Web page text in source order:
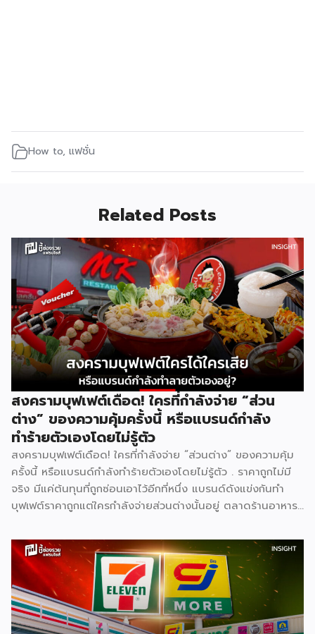
How to, แฟชั่น
Related Posts
สงครามบุฟเฟต์เดือด! ใครที่กำลังจ่าย “ส่วน
ต่าง” ของความคุ้มครั้งนี้ หรือแบรนด์กำลัง
ทำร้ายตัวเองโดยไม่รู้ตัว
สงครามบุฟเฟต์เดือด! ใครที่กำลังจ่าย “ส่วนต่าง” ของความคุ้ม
ครั้งนี้ หรือแบรนด์กำลังทำร้ายตัวเองโดยไม่รู้ตัว . ราคาถูกไม่มี
จริง มีแค่ต้นทุนที่ถูกซ่อนเอาไว้อีกที่หนึ่ง แบรนด์ดังแข่งกันทำ
บุฟเฟต์ราคาถูกแต่ใครกำลังจ่ายส่วนต่างนั้นอยู่ ตลาดร้านอาหาร
ยังคงเติบโตต่อเนื่อง ฟังดูน่าลงทุน แต่ภายใต้ตัวเลขที่สวยงาม
นั้น ซ่อนความจริงที่ไม่ค่อยมีใครพูดถึง นั่นคือ ยิ่งตลาดใหญ่ การ
แข่งขันยิ่งโหด และสงครามบุฟเฟต์ราคาถูกคือหนึ่งในสมรภูมิที่
เดิมพันสูงที่สุด . [ Content Chapter ] 1.สงครามที่ไม่มีใครกล้า
หยุดก่อน 2.ใครได้ ใครเสีย ทั้งสองฝั่ง 3.Case Study แบรนด์
ไทยในสงครามเดียวกัน 4.ผู้แพ้ที่เงียบที่สุด “พนักงาน” 5.บทสรุป